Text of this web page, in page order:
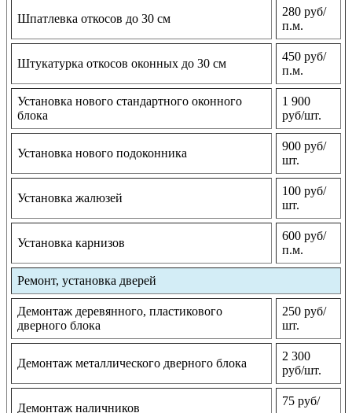
Шпатлевка откосов до 30 см
280 руб/
п.м.
Штукатурка откосов оконных до 30 см
450 руб/
п.м.
Установка нового стандартного оконного
блока
1 900
руб/шт.
Установка нового подоконника
900 руб/
шт.
Установка жалюзей
100 руб/
шт.
Установка карнизов
600 руб/
п.м.
Ремонт, установка дверей
Демонтаж деревянного, пластикового
дверного блока
250 руб/
шт.
Демонтаж металлического дверного блока
2 300
руб/шт.
Демонтаж наличников
75 руб/